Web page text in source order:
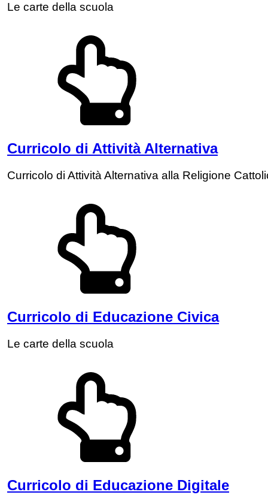
Le carte della scuola
Curricolo di Attività Alternativa
Curricolo di Attività Alternativa alla Religione
Curricolo di Educazione Civica
Le carte della scuola
Curricolo di Educazione Digitale